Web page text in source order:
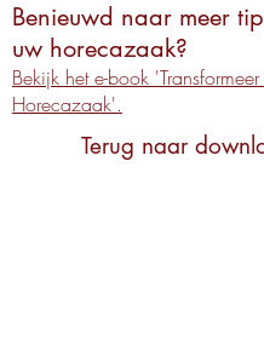
Benieuwd naar meer
uw horecazaak?
Bekijk het e-book
Horecazaak'.
Terug naar